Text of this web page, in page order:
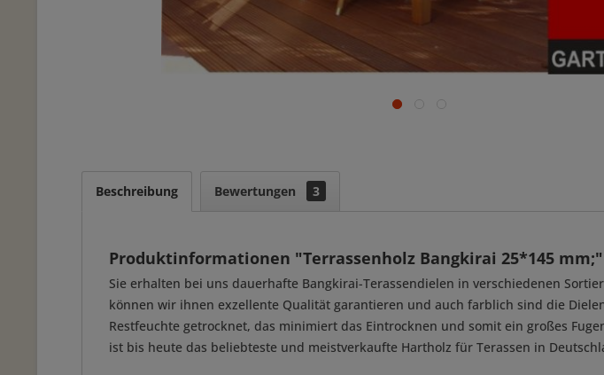
Beschreibung Bewertungen 3
Produktinformationen "Terrassenholz Bangkirai 25*145 mm;"
Sie erhalten bei uns dauerhafte Bangkirai-Terassendielen in verschiedenen
können wir ihnen exzellente Qualität garantieren und auch farblich sind die
Restfeuchte getrocknet, das minimiert das Eintrocknen und somit ein großes
ist bis heute das beliebteste und meistverkaufte Hartholz für Terassen in